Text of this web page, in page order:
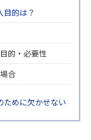
的は？
的・必要性
合
ために欠かせない